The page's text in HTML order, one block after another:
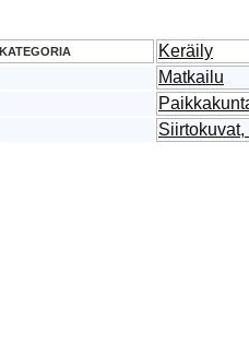
KATEGORIA
Keräily
Matkailu